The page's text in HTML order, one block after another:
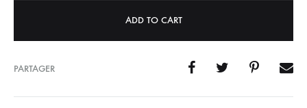
ADD TO CART
PARTAGER